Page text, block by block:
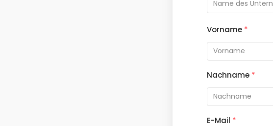
Vorname *
Nachname *
E-Mail *